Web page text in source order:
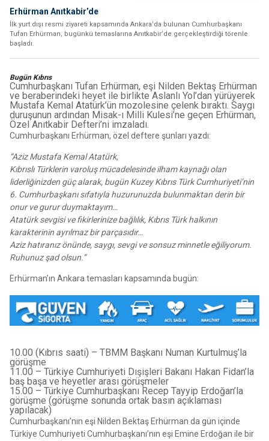
Erhürman Anıtkabir’de
İlk yurt dışı resmi ziyareti kapsamında Ankara’da bulunan Cumhurbaşkanı
Tufan Erhürman, bugünkü temaslarına Anıtkabir’de gerçekleştirdiği törenle
başladı.
Bugün Kıbrıs
Cumhurbaşkanı Tufan Erhürman, eşi Nilden Bektaş Erhürman
ve beraberindeki heyet ile birlikte Aslanlı Yol’dan yürüyerek
Mustafa Kemal Atatürk’ün mozolesine çelenk bıraktı. Saygı
duruşunun ardından Misak-ı Milli Kulesi’ne geçen Erhürman,
Özel Anıtkabir Defteri’ni imzaladı.
Cumhurbaşkanı Erhürman, özel deftere şunları yazdı:
“Aziz Mustafa Kemal Atatürk,
Kıbrıslı Türklerin varoluş mücadelesinde ilham kaynağı olan
liderliğinizden güç alarak, bugün Kuzey Kıbrıs Türk Cumhuriyeti’nin
6. Cumhurbaşkanı sıfatıyla huzurunuzda bulunmaktan derin bir
onur ve gurur duymaktayım…
Atatürk sevgisi ve fikirlerinize bağlılık, Kıbrıs Türk halkının
karakterinin ayrılmaz bir parçasıdır…
Aziz hatıranız önünde, saygı, sevgi ve sonsuz minnetle eğiliyorum.
Ruhunuz şad olsun.”
Erhürman’ın Ankara temasları kapsamında bugün:
10.00 (Kıbrıs saati) – TBMM Başkanı Numan Kurtulmuş’la
görüşme
11.00 – Türkiye Cumhuriyeti Dışişleri Bakanı Hakan Fidan’la
baş başa ve heyetler arası görüşmeler
15.00 – Türkiye Cumhurbaşkanı Recep Tayyip Erdoğan’la
görüşme (görüşme sonunda ortak basın açıklaması
yapılacak)
Cumhurbaşkanı’nın eşi Nilden Bektaş Erhürman da gün içinde
Türkiye Cumhuriyeti Cumhurbaşkanı’nın eşi Emine Erdoğan ile bir